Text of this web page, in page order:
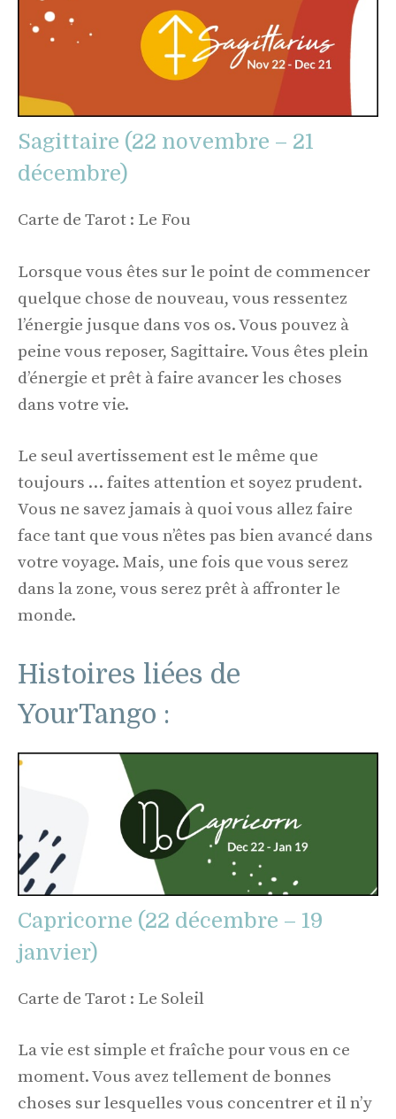
Sagittaire (22 novembre – 21
décembre)
Carte de Tarot : Le Fou
Lorsque vous êtes sur le point de commencer
quelque chose de nouveau, vous ressentez
l’énergie jusque dans vos os. Vous pouvez à
peine vous reposer, Sagittaire. Vous êtes plein
d’énergie et prêt à faire avancer les choses
dans votre vie.
Le seul avertissement est le même que
toujours … faites attention et soyez prudent.
Vous ne savez jamais à quoi vous allez faire
face tant que vous n’êtes pas bien avancé dans
votre voyage. Mais, une fois que vous serez
dans la zone, vous serez prêt à affronter le
monde.
Histoires liées de
YourTango :
Capricorne (22 décembre – 19
janvier)
Carte de Tarot : Le Soleil
La vie est simple et fraîche pour vous en ce
moment. Vous avez tellement de bonnes
choses sur lesquelles vous concentrer et il n’y